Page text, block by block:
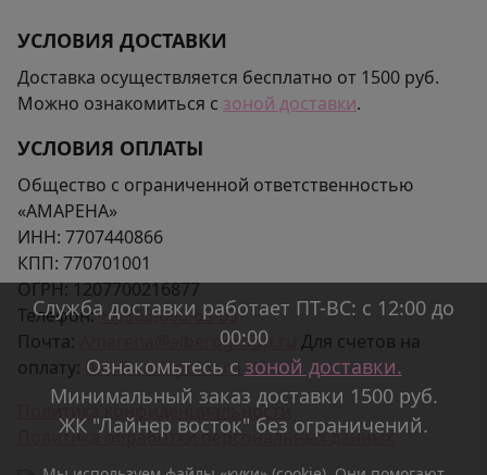
УСЛОВИЯ ДОСТАВКИ
Доставка осуществляется бесплатно от 1500 руб.
Можно ознакомиться с зоной доставки.
УСЛОВИЯ ОПЛАТЫ
Общество с ограниченной ответственностью
«АМАРЕНА»
ИНН: 7707440866
КПП: 770701001
ОГРН:1207700216877
Телефон:+7(963)666-65-63
Почта:
Amarena@alberogroup.ru
Для счетов на
оплату: bills@auditpoint.ru
Политика конфиденциальности
Политика обработки персональных данных
Служба доставки работает ПТ-ВС: с 12:00 до
00:00
Ознакомьтесь с зоной доставки.
Минимальный заказ доставки 1500 руб.
ЖК "Лайнер восток" без ограничений.